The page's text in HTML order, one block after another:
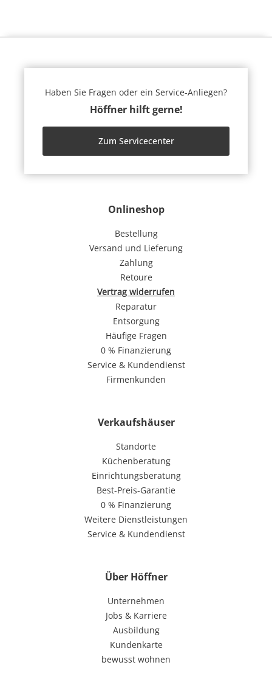
Onlineshop
Bestellung
Versand und Lieferung
Zahlung
Retoure
Vertrag widerrufen
Reparatur
Entsorgung
Häufige Fragen
0 % Finanzierung
Service & Kundendienst
Firmenkunden
Verkaufshäuser
Standorte
Küchenberatung
Einrichtungsberatung
Best-Preis-Garantie
0 % Finanzierung
Weitere Dienstleistungen
Service & Kundendienst
Über Höffner
Unternehmen
Jobs & Karriere
Ausbildung
Kundenkarte
bewusst wohnen
Haben Sie Fragen oder ein Service-Anliegen?
Höffner hilft gerne!
Zum Servicecenter